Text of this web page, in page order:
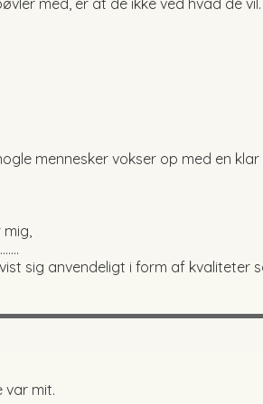
mennesker vokser op med en
sig anvendeligt i form af kvaliteter
var mit.